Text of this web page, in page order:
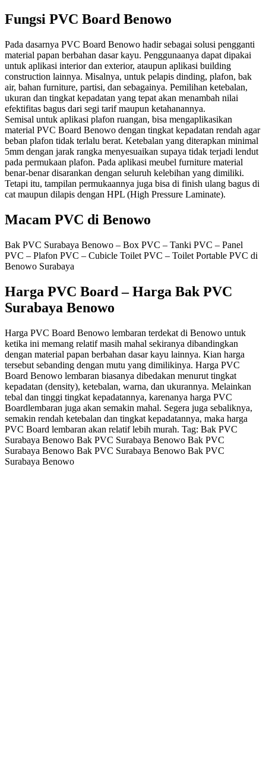
Fungsi PVC Board Benowo
Pada dasarnya PVC Board Benowo hadir sebagai solusi pengganti
material papan berbahan dasar kayu. Penggunaanya dapat dipakai
untuk aplikasi interior dan exterior, ataupun aplikasi building
construction lainnya. Misalnya, untuk pelapis dinding, plafon, bak
air, bahan furniture, partisi, dan sebagainya. Pemilihan ketebalan,
ukuran dan tingkat kepadatan yang tepat akan menambah nilai
efektifitas bagus dari segi tarif maupun ketahanannya.
Semisal untuk aplikasi plafon ruangan, bisa mengaplikasikan
material PVC Board Benowo dengan tingkat kepadatan rendah agar
beban plafon tidak terlalu berat. Ketebalan yang diterapkan minimal
5mm dengan jarak rangka menyesuaikan supaya tidak terjadi lendut
pada permukaan plafon. Pada aplikasi meubel furniture material
benar-benar disarankan dengan seluruh kelebihan yang dimiliki.
Tetapi itu, tampilan permukaannya juga bisa di finish ulang bagus di
cat maupun dilapis dengan HPL (High Pressure Laminate).
Macam PVC di Benowo
Bak PVC Surabaya Benowo – Box PVC – Tanki PVC – Panel
PVC – Plafon PVC – Cubicle Toilet PVC – Toilet Portable PVC di
Benowo Surabaya
Harga PVC Board – Harga Bak PVC
Surabaya Benowo
Harga PVC Board Benowo lembaran terdekat di Benowo untuk
ketika ini memang relatif masih mahal sekiranya dibandingkan
dengan material papan berbahan dasar kayu lainnya. Kian harga
tersebut sebanding dengan mutu yang dimilikinya. Harga PVC
Board Benowo lembaran biasanya dibedakan menurut tingkat
kepadatan (density), ketebalan, warna, dan ukurannya. Melainkan
tebal dan tinggi tingkat kepadatannya, karenanya harga PVC
Boardlembaran juga akan semakin mahal. Segera juga sebaliknya,
semakin rendah ketebalan dan tingkat kepadatannya, maka harga
PVC Board lembaran akan relatif lebih murah. Tag: Bak PVC
Surabaya Benowo Bak PVC Surabaya Benowo Bak PVC
Surabaya Benowo Bak PVC Surabaya Benowo Bak PVC
Surabaya Benowo